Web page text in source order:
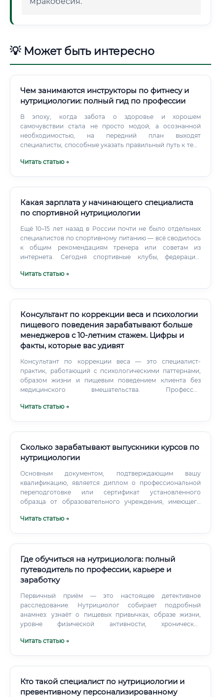
💡 Может быть интересно
Чем занимаются инструкторы по фитнесу и
нутрициологии: полный гид по профессии
В эпоху, когда забота о здоровье и хорошем
самочувствии стала не просто модой, а осознанной
необходимостью, на передний план выходят
специалисты, способные указать правильный путь к телу
экспертов — инструктор по фитнесу и нутрициологии.
Читать статью →
Какая зарплата у начинающего специалиста
по спортивной нутрициологии
Ещё 10–15 лет назад в России почти не было отдельных
специалистов по спортивному питанию — всё сводилось
к общим рекомендациям тренера или советам из
интернета. Сегодня спортивные клубы, федерации,
программами корпоративного здоровья активно ищут
первый взгляд.
Читать статью →
Консультант по коррекции веса и психологии
пищевого поведения зарабатывают больше
менеджеров с 10-летним стажем. Цифры и
факты, которые вас удивят
Консультант по коррекции веса — это специалист-
практик, работающий с психологическими паттернами,
образом жизни и пищевым поведением клиента без
медицинского вмешательства. Профессия
данным ВОЗ, более 1,9 миллиарда взрослых людей в мире
Читать статью →
Сколько зарабатывают выпускники курсов по
нутрициологии
Основным документом, подтверждающим вашу
квалификацию, является диплом о профессиональной
переподготовке или сертификат установленного
образца от образовательного учреждения, имеющего
оформить статус самозанятого или ИП. Обучение: как
Читать статью →
Где обучиться на нутрициолога: полный
путеводитель по профессии, карьере и
заработку
Первичный приём — это настоящее детективное
расследование. Нутрициолог собирает подробный
анамнез: узнаёт о пищевых привычках, образе жизни,
уровне физической активности, хронических
психологических особенностях отношения к еде.
Читать статью →
Кто такой специалист по нутрициологии и
превентивному персонализированному